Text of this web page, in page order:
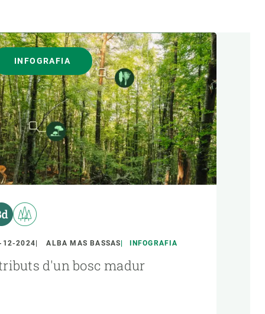
INFOGRAFIA
12-2024 ALBA MAS BASSAS INFOGRAFIA
d'un bosc madur